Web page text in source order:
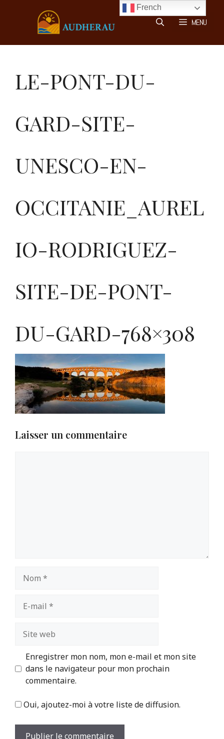
MENU
LE-PONT-DU-
GARD-SITE-
UNESCO-EN-
OCCITANIE_AUREL
IO-RODRIGUEZ-
SITE-DE-PONT-
DU-GARD-768×308
Laisser un commentaire
mail
web
Enregistrer mon nom, mon e-mail et mon site
dans le navigateur pour mon prochain
commentaire.
Oui, ajoutez-moi à votre liste de diffusion.
French